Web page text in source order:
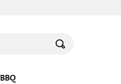
BBQ